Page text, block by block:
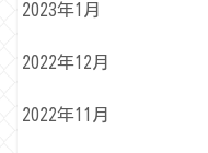
2023年1月
2022年12月
2022年11月